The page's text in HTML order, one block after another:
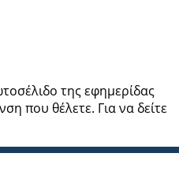
της εφημερίδας
που θέλετε. Για να δείτε